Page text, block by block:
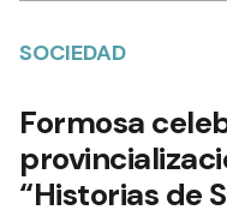
SOCIEDAD
Formosa
“Historias de